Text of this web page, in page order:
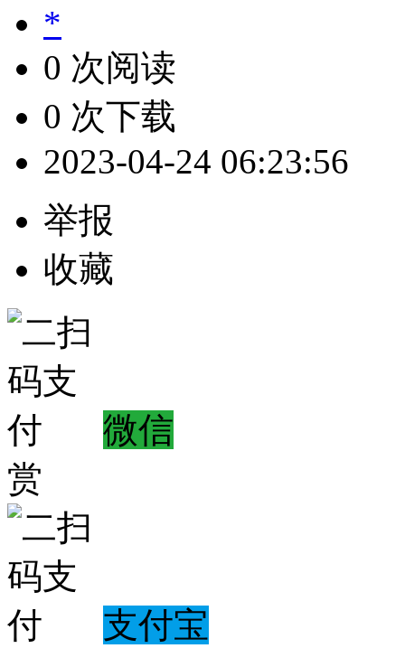
*
0 次阅读
0 次下载
2023-04-24 06:23:56
举报
收藏
微信
赏
支付宝